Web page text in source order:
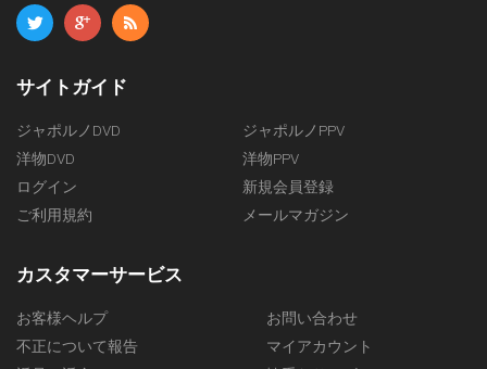
サイトガイド
ジャポルノDVD
ジャポルノPPV
洋物DVD
洋物PPV
ログイン
新規会員登録
ご利用規約
メールマガジン
カスタマーサービス
お客様ヘルプ
お問い合わせ
不正について報告
マイアカウント